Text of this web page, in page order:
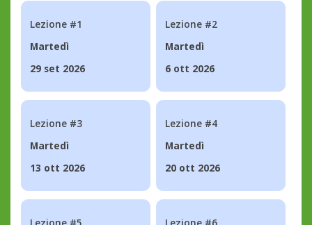
Lezione #1
Martedì
29 set 2026
Lezione #2
Martedì
6 ott 2026
Lezione #3
Martedì
13 ott 2026
Lezione #4
Martedì
20 ott 2026